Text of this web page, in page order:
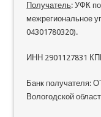
Получатель: УФК
межрегиональное
04301780320).
ИНН 2901127831
Банк
Вологодской